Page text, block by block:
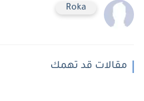
Roka
مقالات قد تهمك